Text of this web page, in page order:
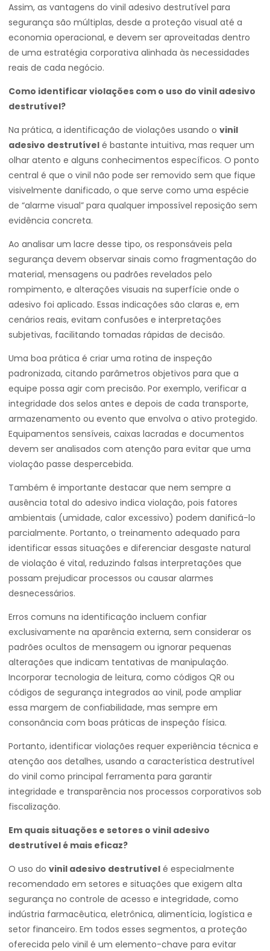
Assim, as vantagens do vinil adesivo destrutível para
segurança são múltiplas, desde a proteção visual até a
economia operacional, e devem ser aproveitadas dentro
de uma estratégia corporativa alinhada às necessidades
reais de cada negócio.
Como identificar violações com o uso do vinil adesivo
destrutível?
Na prática, a identificação de violações usando o vinil
adesivo destrutível é bastante intuitiva, mas requer um
olhar atento e alguns conhecimentos específicos. O ponto
central é que o vinil não pode ser removido sem que fique
visivelmente danificado, o que serve como uma espécie
de “alarme visual” para qualquer impossível reposição sem
evidência concreta.
Ao analisar um lacre desse tipo, os responsáveis pela
segurança devem observar sinais como fragmentação do
material, mensagens ou padrões revelados pelo
rompimento, e alterações visuais na superfície onde o
adesivo foi aplicado. Essas indicações são claras e, em
cenários reais, evitam confusões e interpretações
subjetivas, facilitando tomadas rápidas de decisão.
Uma boa prática é criar uma rotina de inspeção
padronizada, citando parâmetros objetivos para que a
equipe possa agir com precisão. Por exemplo, verificar a
integridade dos selos antes e depois de cada transporte,
armazenamento ou evento que envolva o ativo protegido.
Equipamentos sensíveis, caixas lacradas e documentos
devem ser analisados com atenção para evitar que uma
violação passe despercebida.
Também é importante destacar que nem sempre a
ausência total do adesivo indica violação, pois fatores
ambientais (umidade, calor excessivo) podem danificá-lo
parcialmente. Portanto, o treinamento adequado para
identificar essas situações e diferenciar desgaste natural
de violação é vital, reduzindo falsas interpretações que
possam prejudicar processos ou causar alarmes
desnecessários.
Erros comuns na identificação incluem confiar
exclusivamente na aparência externa, sem considerar os
padrões ocultos de mensagem ou ignorar pequenas
alterações que indicam tentativas de manipulação.
Incorporar tecnologia de leitura, como códigos QR ou
códigos de segurança integrados ao vinil, pode ampliar
essa margem de confiabilidade, mas sempre em
consonância com boas práticas de inspeção física.
Portanto, identificar violações requer experiência técnica e
atenção aos detalhes, usando a característica destrutível
do vinil como principal ferramenta para garantir
integridade e transparência nos processos corporativos sob
fiscalização.
Em quais situações e setores o vinil adesivo
destrutível é mais eficaz?
O uso do vinil adesivo destrutível é especialmente
recomendado em setores e situações que exigem alta
segurança no controle de acesso e integridade, como
indústria farmacêutica, eletrônica, alimentícia, logística e
setor financeiro. Em todos esses segmentos, a proteção
oferecida pelo vinil é um elemento-chave para evitar